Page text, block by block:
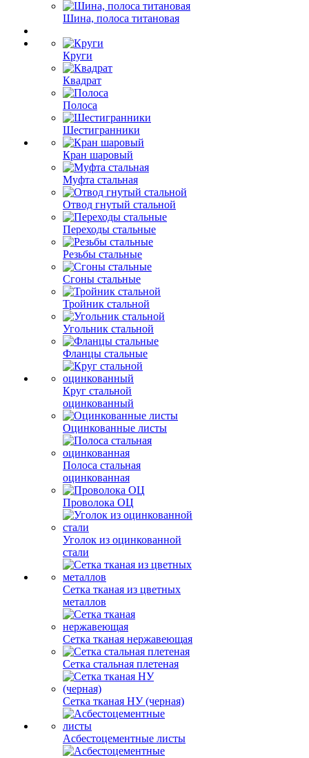
Шина, полоса титановая
Круги
Квадрат
Полоса
Шестигранники
Кран шаровый
Муфта стальная
Отвод гнутый стальной
Переходы стальные
Резьбы стальные
Сгоны стальные
Тройник стальной
Угольник стальной
Фланцы стальные
Круг стальной
оцинкованный
Оцинкованные листы
Полоса стальная
оцинкованная
Проволока ОЦ
Уголок из оцинкованной
стали
Сетка тканая из цветных
металлов
Сетка тканая нержавеющая
Сетка стальная плетеная
Сетка тканая НУ (черная)
Асбестоцементные листы